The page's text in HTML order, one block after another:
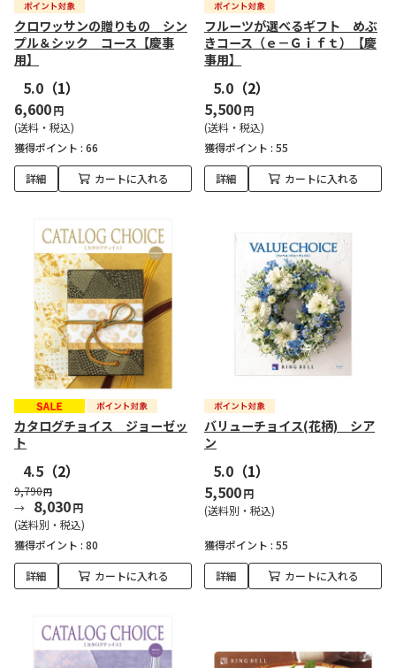
クロワッサンの贈りもの シン
プル＆シック コース【慶事
用】
5.0 （1）
6,600円
(送料・税込)
獲得ポイント : 66
詳細 カートに入れる
フルーツが選べるギフト めぶ
きコース（ｅ－Ｇｉｆｔ）【慶
事用】
5.0 （2）
5,500円
(送料・税込)
獲得ポイント : 55
詳細 カートに入れる
カタログチョイス ジョーゼッ
ト
4.5 （2）
9,790円
8,030円
(送料別・税込)
獲得ポイント : 80
詳細 カートに入れる
バリューチョイス(花柄) シア
ン
5.0 （1）
5,500円
(送料別・税込)
獲得ポイント : 55
詳細 カートに入れる